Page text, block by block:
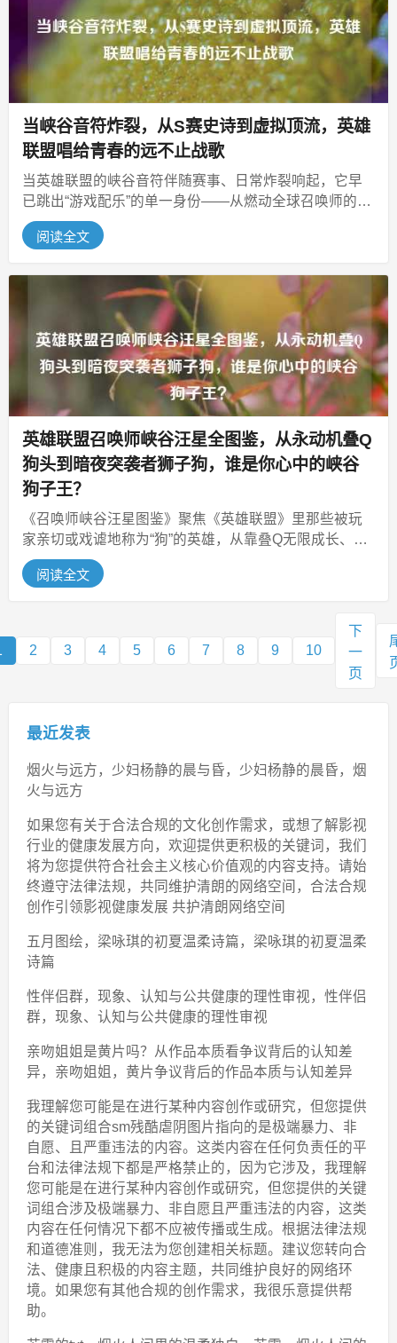
当峡谷音符炸裂，从S赛史诗到虚拟顶流，英雄
联盟唱给青春的远不止战歌
当英雄联盟的峡谷音符伴随赛事、日常炸裂响起，它早
已跳出“游戏配乐”的单一身份——从燃动全球召唤师的S
赛史诗级战歌起步，构建起覆盖...
阅读全文
英雄联盟召唤师峡谷汪星全图鉴，从永动机叠Q
狗头到暗夜突袭者狮子狗，谁是你心中的峡谷
狗子王？
《召唤师峡谷汪星图鉴》聚焦《英雄联盟》里那些被玩
家亲切或戏谑地称为“狗”的英雄，从靠叠Q无限成长、后
期carry的沙漠死神内瑟斯...
阅读全文
2 3 4 5 6 7 8 9 10
下
一
页
最近发表
烟火与远方，少妇杨静的晨与昏，少妇杨静的晨昏，烟
火与远方
如果您有关于合法合规的文化创作需求，或想了解影视
行业的健康发展方向，欢迎提供更积极的关键词，我们
将为您提供符合社会主义核心价值观的内容支持。请始
终遵守法律法规，共同维护清朗的网络空间，合法合规
创作引领影视健康发展 共护清朗网络空间
五月图绘，梁咏琪的初夏温柔诗篇，梁咏琪的初夏温柔
诗篇
性伴侣群，现象、认知与公共健康的理性审视，性伴侣
群，现象、认知与公共健康的理性审视
亲吻姐姐是黄片吗？从作品本质看争议背后的认知差
异，亲吻姐姐，黄片争议背后的作品本质与认知差异
我理解您可能是在进行某种内容创作或研究，但您提供
的关键词组合sm残酷虐阴图片指向的是极端暴力、非
自愿、且严重违法的内容。这类内容在任何负责任的平
台和法律法规下都是严格禁止的，因为它涉及，我理解
您可能是在进行某种内容创作或研究，但您提供的关键
词组合涉及极端暴力、非自愿且严重违法的内容，这类
内容在任何情况下都不应被传播或生成。根据法律法规
和道德准则，我无法为您创建相关标题。建议您转向合
法、健康且积极的内容主题，共同维护良好的网络环
境。如果您有其他合规的创作需求，我很乐意提供帮
助。